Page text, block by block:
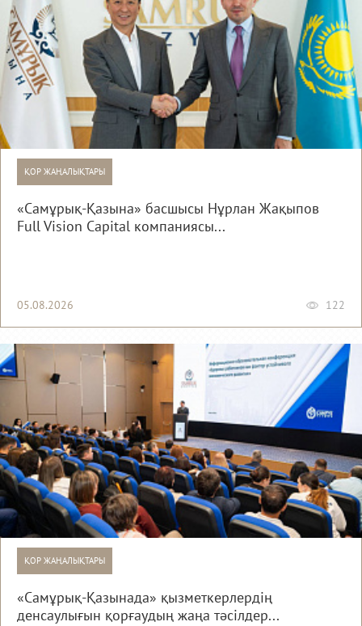
ҚОР ЖАҢАЛЫҚТАРЫ
«Самұрық-Қазына» басшысы Нұрлан Жақыпов
Full Vision Capital компаниясы...
05.08.2026 122
ҚОР ЖАҢАЛЫҚТАРЫ
«Самұрық-Қазынада» қызметкерлердің
денсаулығын қорғаудың жаңа тәсілдер...